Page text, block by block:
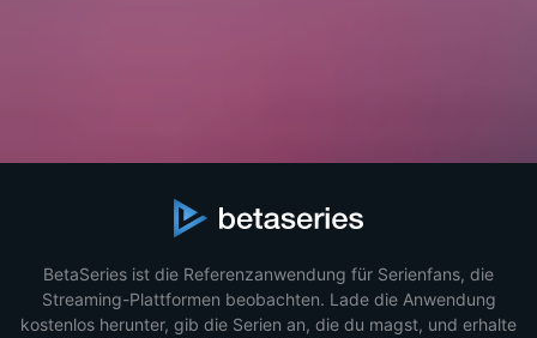
BetaSeries ist die Referenzanwendung für Serienfans, die
Streaming-Plattformen beobachten. Lade die Anwendung
kostenlos herunter, gib die Serien an, die du magst, und erhalte